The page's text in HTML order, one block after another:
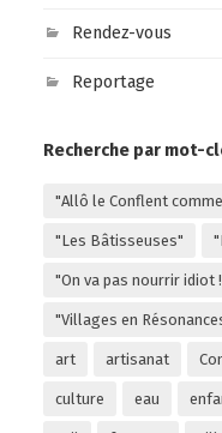
Rendez-vous
Reportage
Recherche par mot-
"Allô le Conflent
"Les Bâtisseuses"
"On va pas nourrir idiot
"Villages en
art artisanat
culture eau